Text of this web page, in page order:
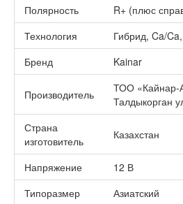
Полярность
R+ (плюс
Технология
Гибрид, Ca/
Бренд
Kainar
Производитель
ТОО «Кайнар-
Талдыкорган
Страна
изготовитель
Казахстан
Напряжение
12 В
Типоразмер
Азиатский